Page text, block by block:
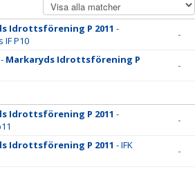
Idrottsförening P 2011 -
P10
-
Markaryds Idrottsförening P
-
Idrottsförening P 2011 -
-
Idrottsförening P 2011 - IFK
-